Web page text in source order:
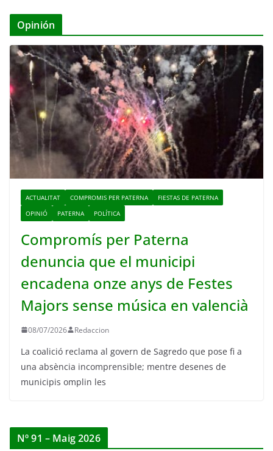
Opinión
ACTUALITAT COMPROMIS PER PATERNA
FIESTAS DE PATERNA
OPINIÓ
PATERNA POLÍTICA
Compromís per Paterna
denuncia que el municipi
encadena onze anys de Festes
Majors sense música en valencià
08/07/2026 Redaccion
La coalició reclama al govern de Sagredo que pose fi a
una absència incomprensible; mentre desenes de
municipis omplin les
Nº 91 – Maig 2026